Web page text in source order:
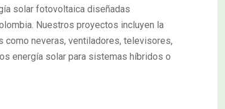
solar fotovoltaica diseñadas
Nuestros proyectos incluyen la
como neveras, ventiladores, televisores,
energía solar para sistemas híbridos o